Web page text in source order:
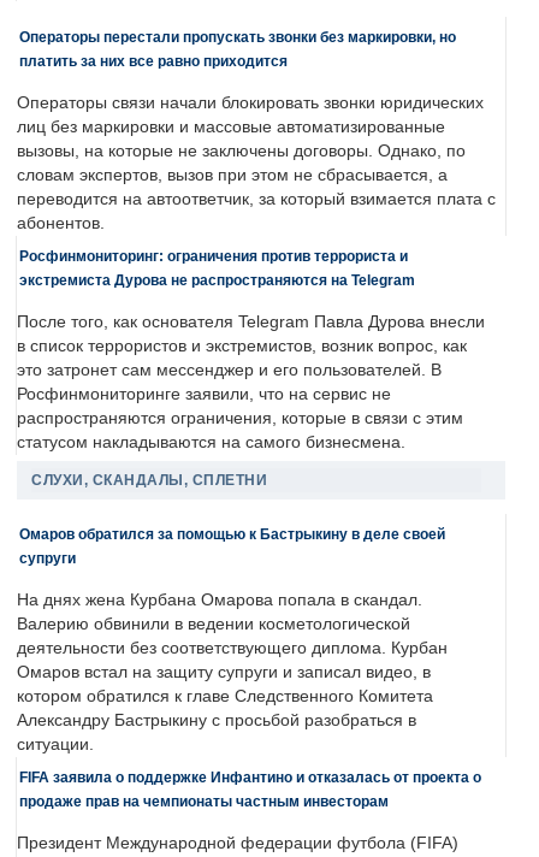
Операторы перестали пропускать звонки без маркировки, но
платить за них все равно приходится
Операторы связи начали блокировать звонки юридических
лиц без маркировки и массовые автоматизированные
вызовы, на которые не заключены договоры. Однако, по
словам экспертов, вызов при этом не сбрасывается, а
переводится на автоответчик, за который взимается плата с
абонентов.
Росфинмониторинг: ограничения против террориста и
экстремиста Дурова не распространяются на Telegram
После того, как основателя Telegram Павла Дурова внесли
в список террористов и экстремистов, возник вопрос, как
это затронет сам мессенджер и его пользователей. В
Росфинмониторинге заявили, что на сервис не
распространяются ограничения, которые в связи с этим
статусом накладываются на самого бизнесмена.
СЛУХИ, СКАНДАЛЫ, СПЛЕТНИ
Омаров обратился за помощью к Бастрыкину в деле своей
супруги
На днях жена Курбана Омарова попала в скандал.
Валерию обвинили в ведении косметологической
деятельности без соответствующего диплома. Курбан
Омаров встал на защиту супруги и записал видео, в
котором обратился к главе Следственного Комитета
Александру Бастрыкину с просьбой разобраться в
ситуации.
FIFA заявила о поддержке Инфантино и отказалась от проекта о
продаже прав на чемпионаты частным инвесторам
Президент Международной федерации футбола (FIFA)